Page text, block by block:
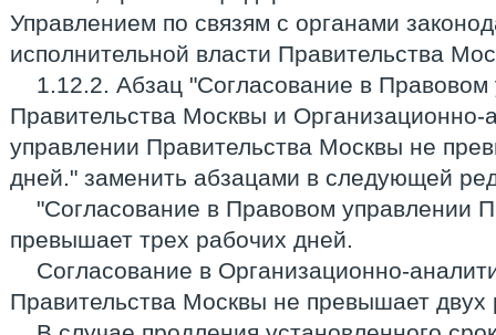
Управлением по связям с органами
исполнительной власти Правительства
1.12.2. Абзац "Согласование в Правовом
Правительства Москвы и Организационно-
управлении Правительства Москвы не
дней." заменить абзацами в следующей
"Согласование в Правовом управлении
превышает трех рабочих дней.
Согласование в Организационно-
Правительства Москвы не превышает двух